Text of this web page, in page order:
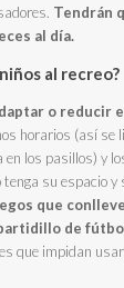
Tendrán
al día.
al recreo?
o reducir
horarios (así se
en los pasillos) y
su espacio y
que
de
que impidan